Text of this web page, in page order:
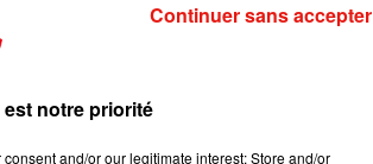
notre priorité
and/or our legitimate interest: Store and/or
Continuer sans accepter